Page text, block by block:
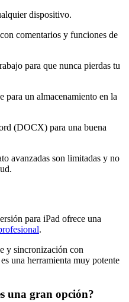
dispositivo.
comentarios y funciones de
para que nunca pierdas tu
un almacenamiento en la
(DOCX) para una buena
avanzadas son limitadas y no
para iPad ofrece una
.
y sincronización con
una herramienta muy potente
una gran opción?